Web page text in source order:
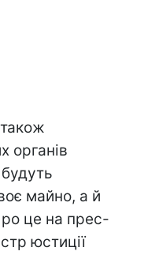
органів
майно, а й
це на прес-
юстиції